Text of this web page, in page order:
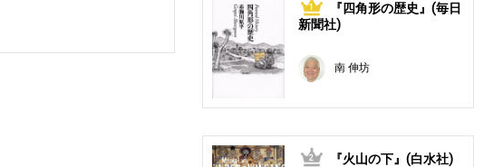
1
『四角形の歴史』(毎日
新聞社)
南 伸坊
2 『火山の下』(白水社)